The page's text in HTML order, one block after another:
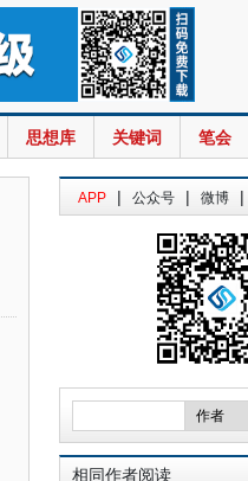
思想库 关键词 笔会
APP | 公众号 | 微博 |
相同作者阅读